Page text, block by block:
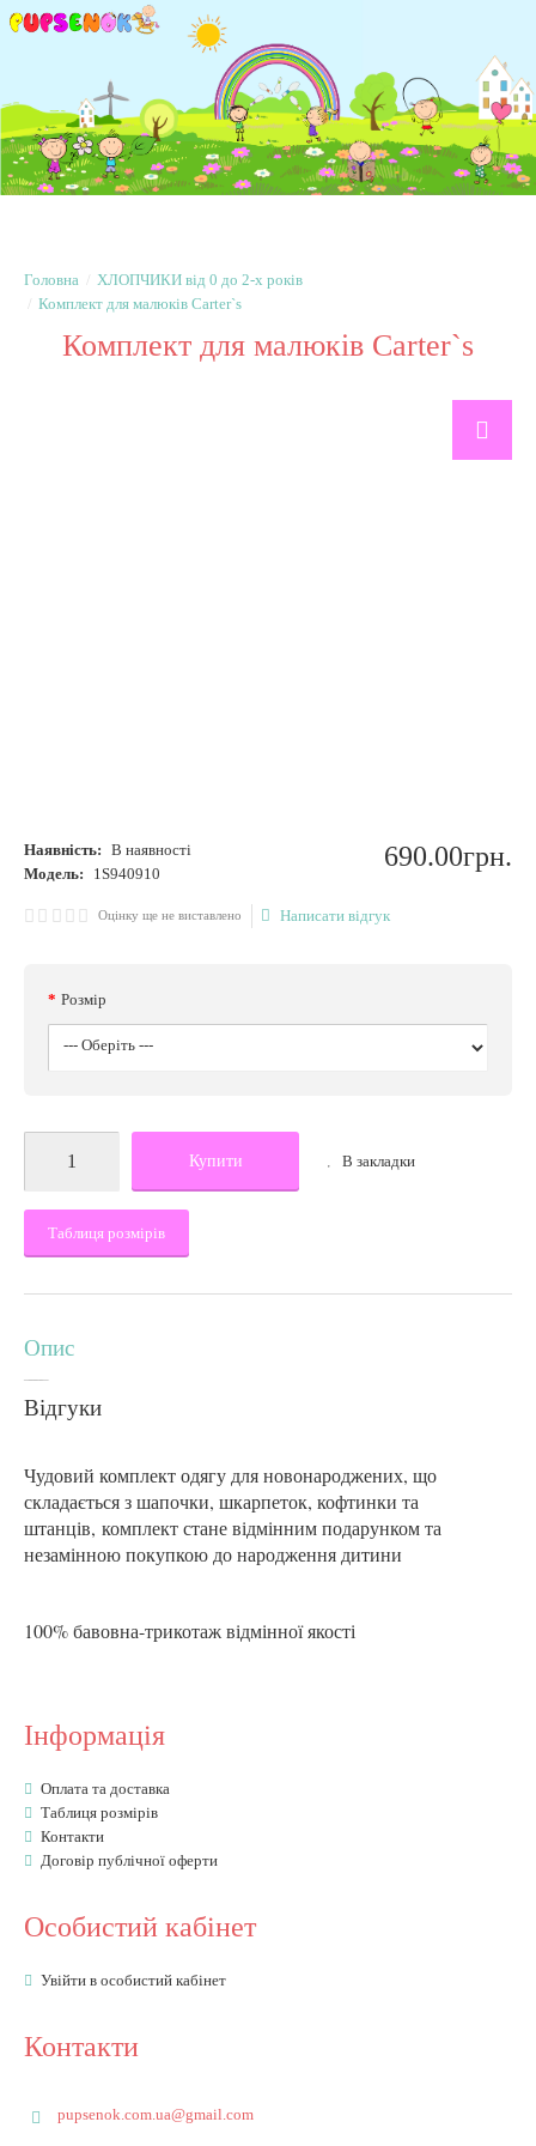
ХЛОПЧИКИ від 0 до 2-х років
Комплект для малюків Carter`s
Комплект для малюків Carter`s
Наявність: В наявності
Модель:
1S940910
690.00грн.
Оцінку ще не виставлено Написати відгук
Розмір
Купити В закладки
Таблиця розмірів
Опис
Відгуки
Чудовий комплект одягу для новонароджених, що
складається з шапочки, шкарпеток, кофтинки та
штанців, комплект стане відмінним подарунком та
незамінною покупкою до народження дитини
100% бавовна-трикотаж відмінної якості
Інформація
Оплата та доставка
Таблиця розмірів
Контакти
Договір публічної оферти
Особистий кабінет
Увійти в особистий кабінет
Контакти
pupsenok.com.ua@gmail.com